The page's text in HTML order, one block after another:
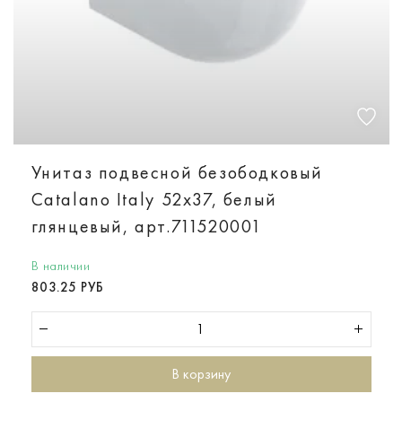
Унитаз подвесной безободковый
Catalano Italy 52х37, белый
глянцевый, арт.711520001
В наличии
803.25 РУБ
В корзину